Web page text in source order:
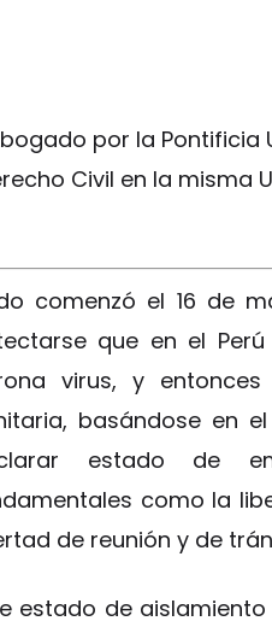
por la Pontificia
Civil en la misma
comenzó el 16 de
que en el
virus, y
basándose en
estado de
como la
de reunión y de
estado de